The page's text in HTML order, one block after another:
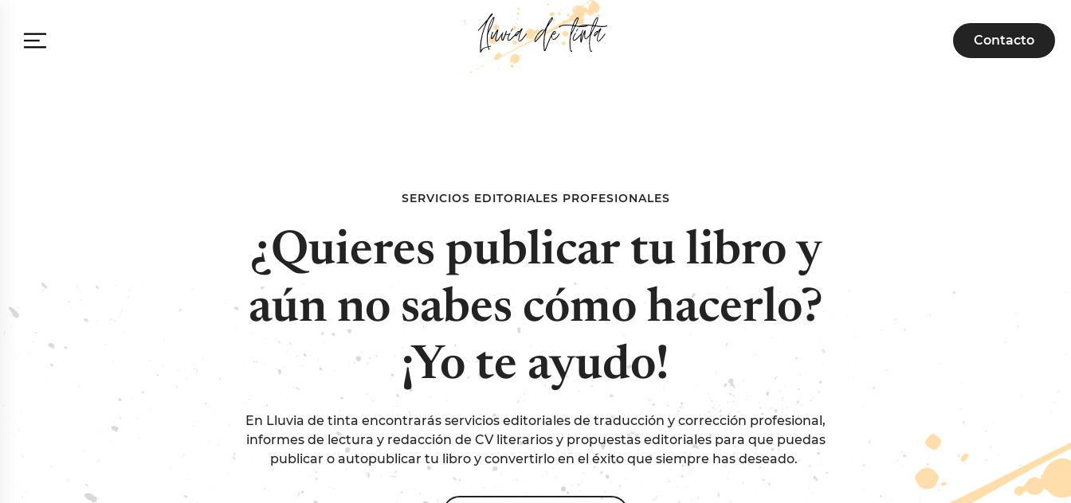
Contacto
SERVICIOS EDITORIALES PROFESIONALES
¿Quieres publicar tu libro y
aún no sabes cómo hacerlo?
¡Yo te ayudo!
En Lluvia de tinta encontrarás servicios editoriales de traducción y corrección profesional,
informes de lectura y redacción de CV literarios y propuestas editoriales para que puedas
publicar o autopublicar tu libro y convertirlo en el éxito que siempre has deseado.